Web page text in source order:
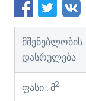
მშენებლობის
დასრულება
ფასი , მ2